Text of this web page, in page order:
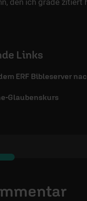
den ich grade zitiert
Links
ERF Bibleserver
Glaubenskurs